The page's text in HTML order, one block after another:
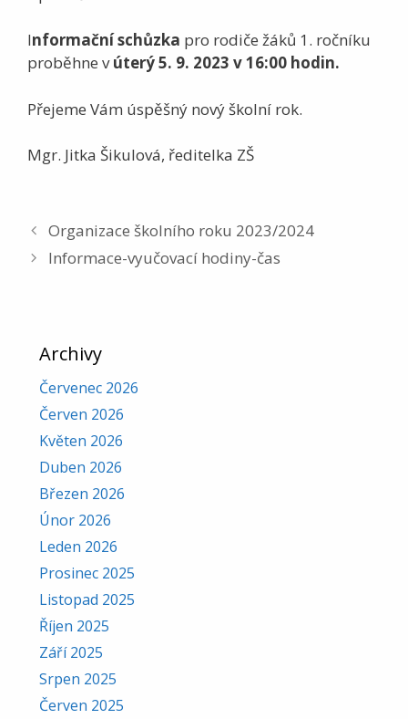
Informační schůzka pro rodiče žáků 1. ročníku
proběhne vúterý 5. 9. 2023 v 16:00 hodin.
Přejeme Vám úspěšný nový školní rok.
Mgr. Jitka Šikulová, ředitelka ZŠ
Organizace školního roku 2023/2024
Informace-vyučovací hodiny-čas
Archivy
Červenec 2026
Červen 2026
Květen 2026
Duben 2026
Březen 2026
Únor 2026
Leden 2026
Prosinec 2025
Listopad 2025
Říjen 2025
Září 2025
Srpen 2025
Červen 2025